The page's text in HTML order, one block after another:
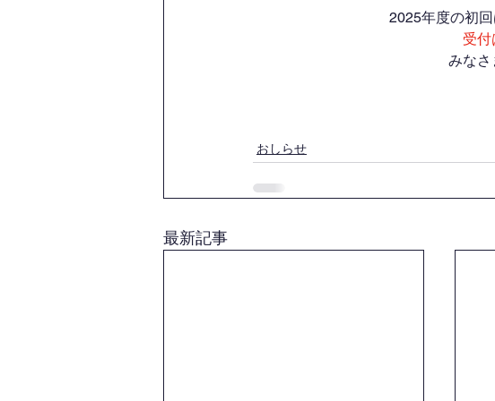
2025年度の初回
受付
みなさ
おしらせ
最新記事